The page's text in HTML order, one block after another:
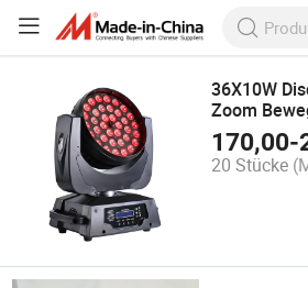
36X10W
Zoom
Waschlicht
170,00-
20 Stücke